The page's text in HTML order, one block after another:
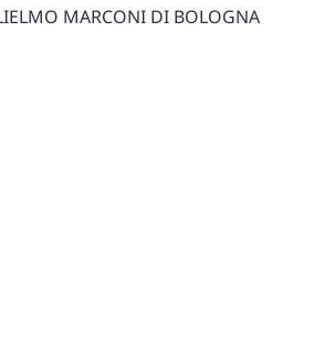
MARCONI DI BOLOGNA